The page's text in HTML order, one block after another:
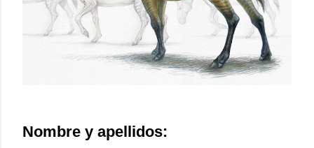
Nombre y apellidos: